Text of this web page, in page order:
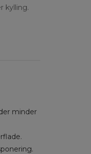
kylling.
minder